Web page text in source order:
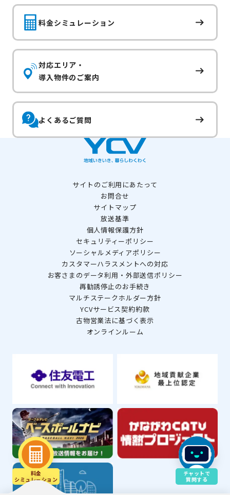
料金シミュレーション
対応エリア・
導入物件のご案内
よくあるご質問
料金
シミュレ－ション
サイトのご利用にあたって
お問合せ
サイトマップ
放送基準
個人情報保護方針
セキュリティーポリシー
ソーシャルメディアポリシー
カスタマーハラスメントへの対応
お客さまのデータ利用・外部送信ポリシー
再勧誘停止のお手続き
マルチステークホルダー方針
YCVサービス契約約款
古物営業法に基づく表示
オンラインルーム
チャットで
質問する